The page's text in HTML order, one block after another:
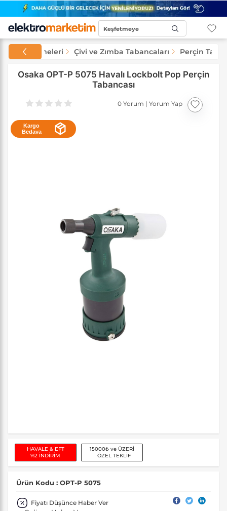
Keşfetmeye
Malzemeleri Çivi ve Zımba Tabancaları Perçin
Osaka OPT-P 5075 Havalı Lockbolt Pop Perçin
Tabancası
0 Yorum | Yorum Yap
Kargo
Bedava
HAVALE & EFT
%2 İNDİRİM
15000₺ ve ÜZERİ
ÖZEL TEKLİF
Ürün Kodu : OPT-P 5075
Fiyatı Düşünce Haber Ver